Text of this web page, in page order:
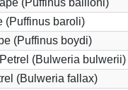
(Puffinus baroli)
(Puffinus boydi)
(Bulweria bulwerii)
(Bulweria fallax)